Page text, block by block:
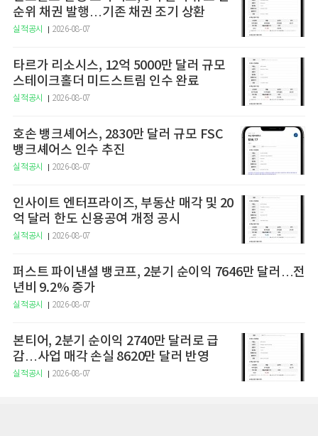
순위 채권 발행…기존 채권 조기 상환
실적공시 2026-08-07
타르가 리소시스, 12억 5000만 달러 규모
스테이크홀더 미드스트림 인수 완료
실적공시 2026-08-07
호손 뱅크셰어스, 2830만 달러 규모 FSC
뱅크셰어스 인수 추진
실적공시 2026-08-07
인사이트 엔터프라이즈, 부동산 매각 및 20
억 달러 한도 신용공여 개정 공시
실적공시 2026-08-07
퍼스트 파이낸셜 뱅코프, 2분기 순이익 7646만 달러…전
년비 9.2% 증가
실적공시 2026-08-07
본티어, 2분기 순이익 2740만 달러로 급
감…사업 매각 손실 8620만 달러 반영
실적공시 2026-08-07